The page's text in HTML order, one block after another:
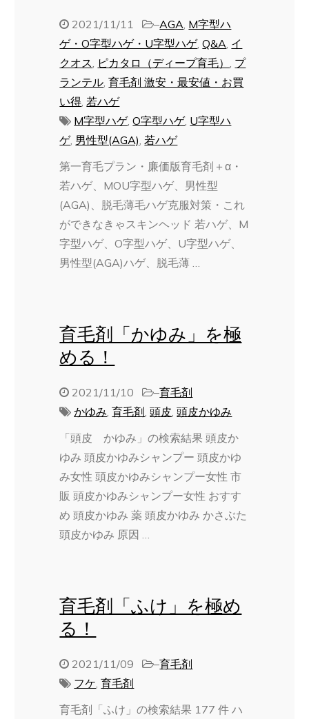
2021/11/11 –AGA, M字型ハ
ゲ・O字型ハゲ・U字型ハゲ,Q&A, イ
クオス, ピカタロ（ディープ育毛）, プ
ランテル,育毛剤 激安・最安値・お買
い得,若ハゲ
M字型ハゲ,O字型ハゲ, U字型ハ
ゲ, 男性型(AGA),若ハゲ
第一育毛プラン・廉価版育毛剤＋α・
若ハゲ、MOU字型ハゲ、男性型
(AGA)、脱毛薄毛ハゲ克服対策・これ
ができなきゃスキンヘッド 若ハゲ、M
字型ハゲ、O字型ハゲ、U字型ハゲ、
男性型(AGA)ハゲ、脱毛薄 …
育毛剤「かゆみ」を極
める！
2021/11/10 –育毛剤
かゆみ,育毛剤,頭皮,頭皮かゆみ
「頭皮 かゆみ」の検索結果 頭皮か
ゆみ 頭皮かゆみシャンプー 頭皮かゆ
み女性 頭皮かゆみシャンプー女性 市
販 頭皮かゆみシャンプー女性 おすす
め 頭皮かゆみ 薬 頭皮かゆみ かさぶた
頭皮かゆみ 原因 …
育毛剤「ふけ」を極め
る！
2021/11/09 –育毛剤
フケ,育毛剤
育毛剤「ふけ」の検索結果 177 件 ハ